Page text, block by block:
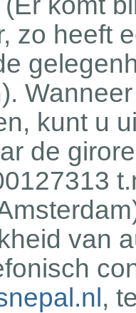
zo heeft
kunt u
de
van
,